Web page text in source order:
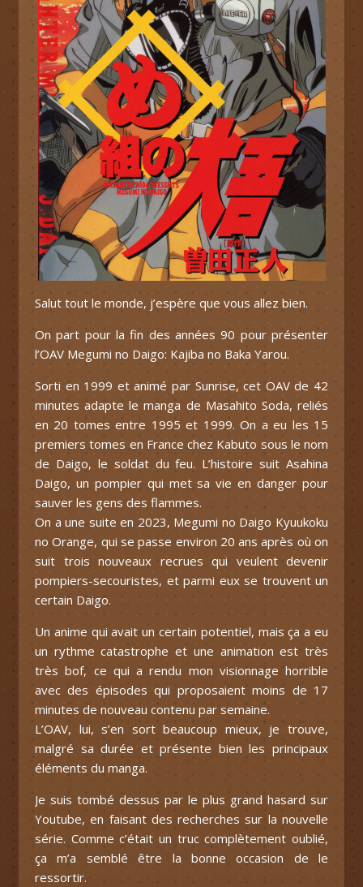
Salut tout le monde, j’espère que vous allez bien.
On part pour la fin des années 90 pour présenter
l’OAV Megumi no Daigo: Kajiba no Baka Yarou.
Sorti en 1999 et animé par Sunrise, cet OAV de 42
minutes adapte le manga de Masahito Soda, reliés
en 20 tomes entre 1995 et 1999. On a eu les 15
premiers tomes en France chez Kabuto sous le nom
de Daigo, le soldat du feu. L’histoire suit Asahina
Daigo, un pompier qui met sa vie en danger pour
sauver les gens des flammes.
On a une suite en 2023, Megumi no Daigo Kyuukoku
no Orange, qui se passe environ 20 ans après où on
suit trois nouveaux recrues qui veulent devenir
pompiers-secouristes, et parmi eux se trouvent un
certain Daigo.
Un anime qui avait un certain potentiel, mais ça a eu
un rythme catastrophe et une animation est très
très bof, ce qui a rendu mon visionnage horrible
avec des épisodes qui proposaient moins de 17
minutes de nouveau contenu par semaine.
L’OAV, lui, s’en sort beaucoup mieux, je trouve,
malgré sa durée et présente bien les principaux
éléments du manga.
Je suis tombé dessus par le plus grand hasard sur
Youtube, en faisant des recherches sur la nouvelle
série. Comme c’était un truc complètement oublié,
ça m’a semblé être la bonne occasion de le
ressortir.